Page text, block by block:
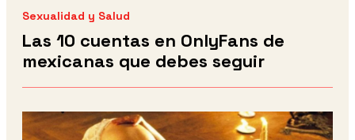
Sexualidad y Salud
Las 10 cuentas en OnlyFans de
mexicanas que debes seguir